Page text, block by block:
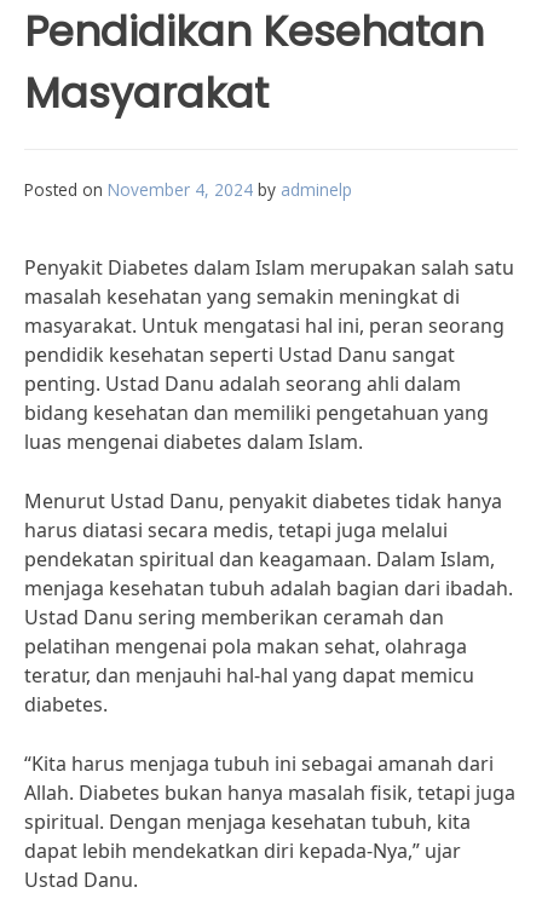
Pendidikan Kesehatan
Masyarakat
Posted on November 4, 2024 by adminelp
Penyakit Diabetes dalam Islam merupakan salah satu
masalah kesehatan yang semakin meningkat di
masyarakat. Untuk mengatasi hal ini, peran seorang
pendidik kesehatan seperti Ustad Danu sangat
penting. Ustad Danu adalah seorang ahli dalam
bidang kesehatan dan memiliki pengetahuan yang
luas mengenai diabetes dalam Islam.
Menurut Ustad Danu, penyakit diabetes tidak hanya
harus diatasi secara medis, tetapi juga melalui
pendekatan spiritual dan keagamaan. Dalam Islam,
menjaga kesehatan tubuh adalah bagian dari ibadah.
Ustad Danu sering memberikan ceramah dan
pelatihan mengenai pola makan sehat, olahraga
teratur, dan menjauhi hal-hal yang dapat memicu
diabetes.
“Kita harus menjaga tubuh ini sebagai amanah dari
Allah. Diabetes bukan hanya masalah fisik, tetapi juga
spiritual. Dengan menjaga kesehatan tubuh, kita
dapat lebih mendekatkan diri kepada-Nya,” ujar
Ustad Danu.